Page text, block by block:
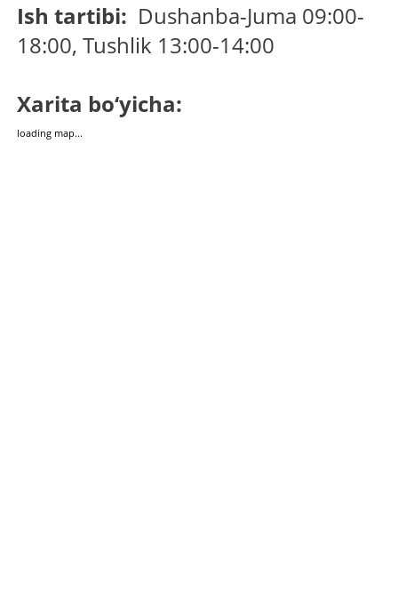
Ish tartibi: Dushanba-Juma 09:00-
18:00, Tushlik 13:00-14:00
Xarita bo‘yicha:
loading map...